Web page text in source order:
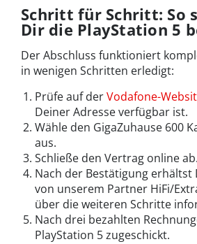
Schritt für Schritt: So
Dir die PlayStation 5
Der Abschluss funktioniert
in wenigen Schritten erledigt:
Prüfe auf derVodafone-
Deiner Adresse verfügbar ist.
Wähle den GigaZuhause 600
aus.
Schließe den Vertrag online ab.
Nach der Bestätigung erhältst
von unserem Partner HiFi/
über die weiteren Schritte
Nach drei bezahlten
PlayStation 5 zugeschickt.